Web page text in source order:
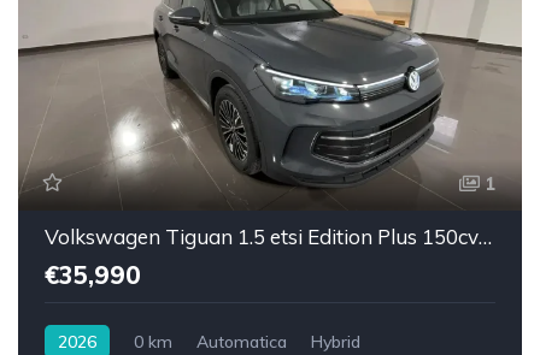
1
Volkswagen Tiguan 1.5 etsi Edition Plus 150cv dsg
€35,990
2026 0 km Automatica Hybrid